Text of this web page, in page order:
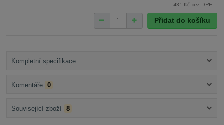
431 Kč bez DPH
Přidat do košíku
Kompletní specifikace
Komentáře 0
Související zboží 8